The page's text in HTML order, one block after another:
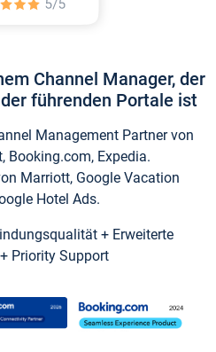
Channel Manager, der
führenden Portale ist
Management Partner von
Booking.com, Expedia.
Marriott, Google Vacation
Hotel Ads.
+ Erweiterte
Priority Support